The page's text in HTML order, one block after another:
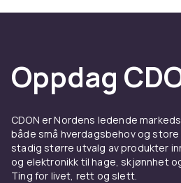
Oppdag
CDON er Nordens ledende
både små hverdagsbehov og store
stadig større utvalg av produkter
og elektronikk til hage, skjønnhet
Ting for livet, rett og slett.